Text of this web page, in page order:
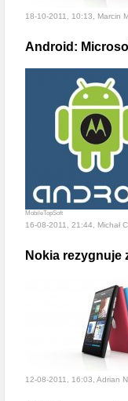
18-10-2011, 10:13, Marcin
Android:
MobileTopSoft
16-08-2011, 21:44, Michał
Nokia rezygnuje
12-08-2011, 16:03, Adrian